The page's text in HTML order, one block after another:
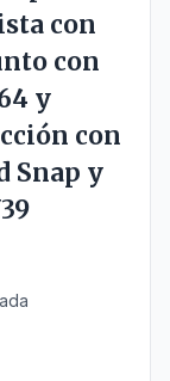
con
con
y
con
Snap y